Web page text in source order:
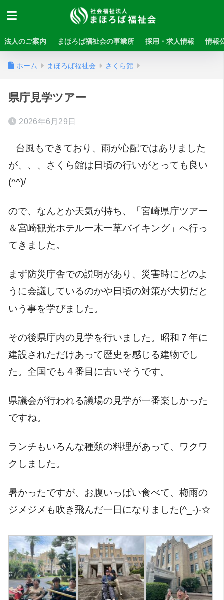
法人のご案内 まほろば福祉会の事業所 採用・求人情報 情報
ホーム まほろば福祉会 さくら館
県庁見学ツアー
2026年6月29日
台風もできており、雨が心配ではありました
が、、、さくら館は日頃の行いがとっても良い
(^^)/
ので、なんとか天気が持ち、「宮崎県庁ツアー
＆宮崎観光ホテル一木一草バイキング」へ行っ
てきました。
まず防災庁舎での説明があり、災害時にどのよ
うに会議しているのかや日頃の対策が大切だと
いう事を学びました。
その後県庁内の見学を行いました。昭和７年に
建設されただけあって歴史を感じる建物でし
た。全国でも４番目に古いそうです。
県議会が行われる議場の見学が一番楽しかった
ですね。
ランチもいろんな種類の料理があって、ワクワ
クしました。
暑かったですが、お腹いっぱい食べて、梅雨の
ジメジメも吹き飛んだ一日になりました(^_-)-☆